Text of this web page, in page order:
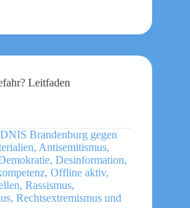
Leitfaden
Brandenburg gegen
, Antisemitismus,
, Desinformation,
, Offline aktiv,
, Rassismus,
, Rechtsextremismus und